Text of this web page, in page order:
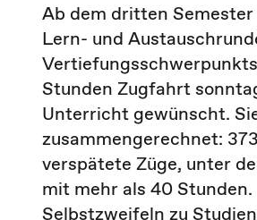
Ab dem dritten
Lern- und
Stunden Zugfahrt
Unterricht gewünscht.
zusammengerechnet:
verspätete Züge, unter
mit mehr als 40
Selbstzweifeln zu